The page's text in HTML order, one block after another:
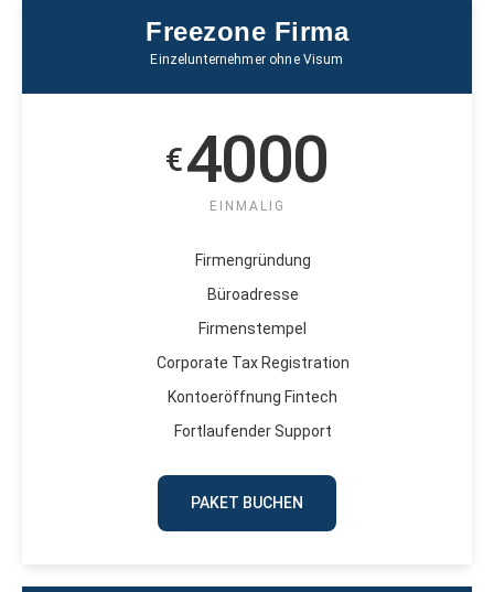
Freezone Firma
Einzelunternehmer ohne Visum
€4000
EINMALIG
Firmengründung
Büroadresse
Firmenstempel
Corporate Tax Registration
Kontoeröffnung Fintech
Fortlaufender Support
PAKET BUCHEN